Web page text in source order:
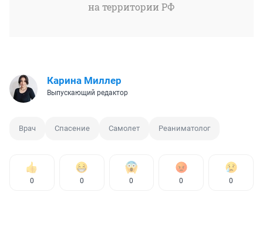
на территории РФ
Карина Миллер
Выпускающий редактор
Врач Спасение Самолет Реаниматолог
0 0 0 0 0